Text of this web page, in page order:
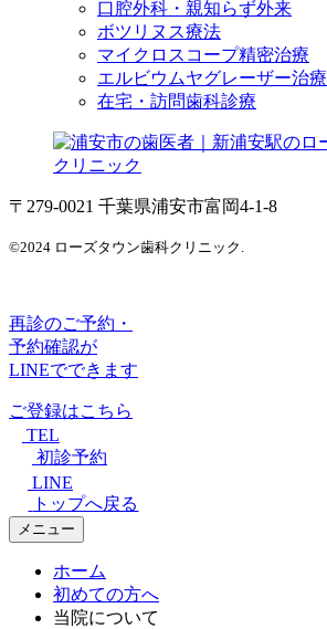
口腔外科・親知らず外来
ボツリヌス療法
マイクロスコープ精密治療
エルビウムヤグレーザー治療
在宅・訪問歯科診療
〒279-0021 千葉県浦安市富岡4-1-8
©2024 ローズタウン歯科クリニック.
再診のご予約・
予約確認が
LINEでできます
ご登録はこちら
TEL
初診予約
LINE
トップへ戻る
メニュー
ホーム
初めての方へ
当院について